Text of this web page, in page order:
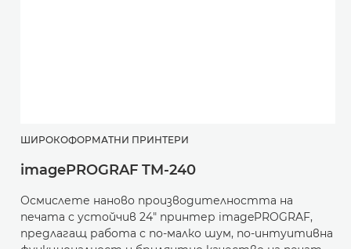
ШИРОКОФОРМАТНИ ПРИНТЕРИ
imagePROGRAF TM-240
Осмислете наново производителността на
печата с устойчив 24" принтер imagePROGRAF,
предлагащ работа с по-малко шум, по-интуитивна